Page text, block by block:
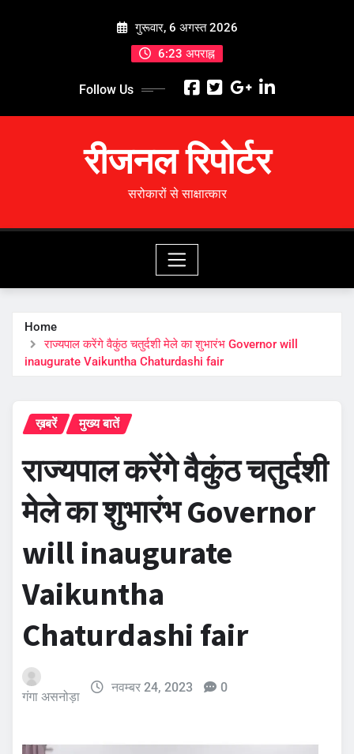
गुरूवार, 6 अगस्त 2026
6:23 अपराह्न
Follow Us
रीजनल रिपोर्टर
सरोकारों से साक्षात्कार
Home
राज्यपाल करेंगे वैकुंठ चतुर्दशी मेले का शुभारंभ Governor will
inaugurate Vaikuntha Chaturdashi fair
ख़बरें मुख्य बातें
राज्यपाल करेंगे वैकुंठ चतुर्दशी
मेले का शुभारंभ Governor
will inaugurate
Vaikuntha
Chaturdashi fair
गंगा असनोड़ा
नवम्बर 24, 2023 0